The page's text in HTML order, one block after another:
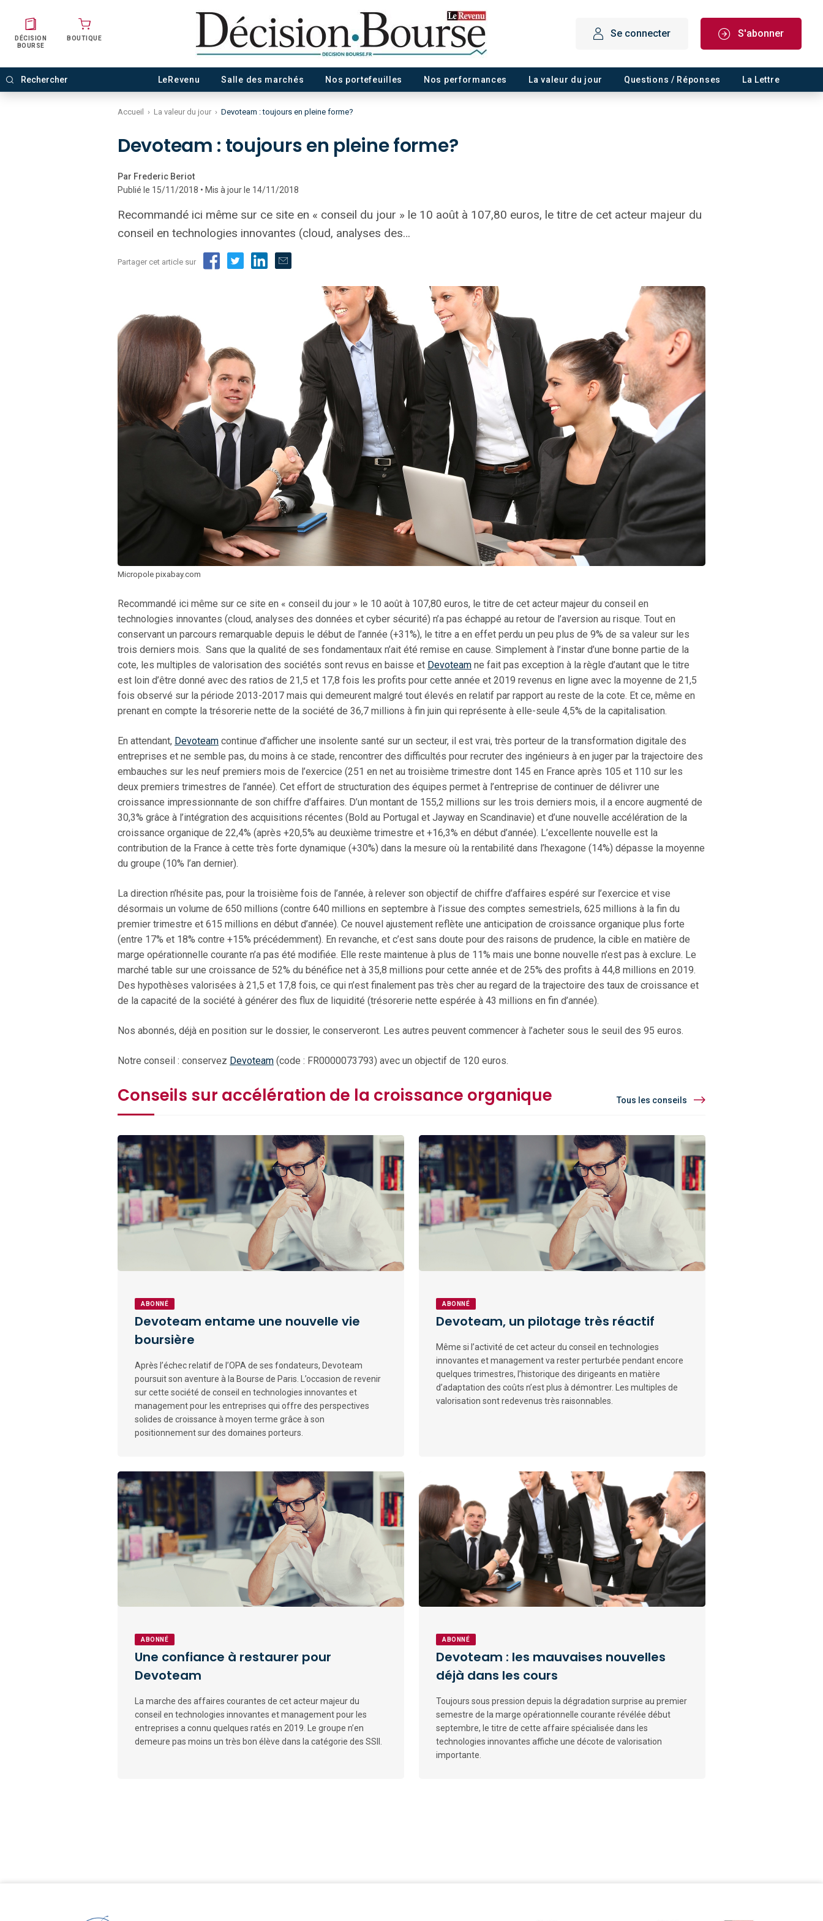
Se connecter S'abonner
DÉCISION
BOURSE
BOUTIQUE
LeRevenu Salle des marchés Nos portefeuilles Nos performances La valeur du jour Questions / Réponses La Lettre
Accueil › La valeur du jour › Devoteam : toujours en pleine forme?
Devoteam : toujours en pleine forme?
Par Frederic Beriot
Publié le 15/11/2018 • Mis à jour le 14/11/2018
Recommandé ici même sur ce site en « conseil du jour » le 10 août à 107,80 euros, le titre de cet acteur majeur du
conseil en technologies innovantes (cloud, analyses des…
Partager cet article sur
Micropole pixabay.com
Recommandé ici même sur ce site en « conseil du jour » le 10 août à 107,80 euros, le titre de cet acteur majeur du conseil en
technologies innovantes (cloud, analyses des données et cyber sécurité) n’a pas échappé au retour de l’aversion au risque. Tout en
conservant un parcours remarquable depuis le début de l’année (+31%), le titre a en effet perdu un peu plus de 9% de sa valeur sur les
trois derniers mois. Sans que la qualité de ses fondamentaux n’ait été remise en cause. Simplement à l’instar d’une bonne partie de la
cote, les multiples de valorisation des sociétés sont revus en baisse et Devoteam ne fait pas exception à la règle d’autant que le titre
est loin d’être donné avec des ratios de 21,5 et 17,8 fois les profits pour cette année et 2019 revenus en ligne avec la moyenne de 21,5
fois observé sur la période 2013-2017 mais qui demeurent malgré tout élevés en relatif par rapport au reste de la cote. Et ce, même en
prenant en compte la trésorerie nette de la société de 36,7 millions à fin juin qui représente à elle-seule 4,5% de la capitalisation.
En attendant, Devoteam continue d’afficher une insolente santé sur un secteur, il est vrai, très porteur de la transformation digitale des
entreprises et ne semble pas, du moins à ce stade, rencontrer des difficultés pour recruter des ingénieurs à en juger par la trajectoire des
embauches sur les neuf premiers mois de l’exercice (251 en net au troisième trimestre dont 145 en France après 105 et 110 sur les
deux premiers trimestres de l’année). Cet effort de structuration des équipes permet à l’entreprise de continuer de délivrer une
croissance impressionnante de son chiffre d’affaires. D’un montant de 155,2 millions sur les trois derniers mois, il a encore augmenté de
30,3% grâce à l’intégration des acquisitions récentes (Bold au Portugal et Jayway en Scandinavie) et d’une nouvelle accélération de la
croissance organique de 22,4% (après +20,5% au deuxième trimestre et +16,3% en début d’année). L’excellente nouvelle est la
contribution de la France à cette très forte dynamique (+30%) dans la mesure où la rentabilité dans l’hexagone (14%) dépasse la moyenne
du groupe (10% l’an dernier).
La direction n’hésite pas, pour la troisième fois de l’année, à relever son objectif de chiffre d’affaires espéré sur l’exercice et vise
désormais un volume de 650 millions (contre 640 millions en septembre à l’issue des comptes semestriels, 625 millions à la fin du
premier trimestre et 615 millions en début d’année). Ce nouvel ajustement reflète une anticipation de croissance organique plus forte
(entre 17% et 18% contre +15% précédemment). En revanche, et c’est sans doute pour des raisons de prudence, la cible en matière de
marge opérationnelle courante n’a pas été modifiée. Elle reste maintenue à plus de 11% mais une bonne nouvelle n’est pas à exclure. Le
marché table sur une croissance de 52% du bénéfice net à 35,8 millions pour cette année et de 25% des profits à 44,8 millions en 2019.
Des hypothèses valorisées à 21,5 et 17,8 fois, ce qui n’est finalement pas très cher au regard de la trajectoire des taux de croissance et
de la capacité de la société à générer des flux de liquidité (trésorerie nette espérée à 43 millions en fin d’année).
Nos abonnés, déjà en position sur le dossier, le conserveront. Les autres peuvent commencer à l’acheter sous le seuil des 95 euros.
Notre conseil : conservez Devoteam (code : FR0000073793) avec un objectif de 120 euros.
Conseils sur accélération de la croissance organique Tous les conseils
ABONNÉ
Devoteam entame une nouvelle vie
boursière
Après l’échec relatif de l’OPA de ses fondateurs, Devoteam
poursuit son aventure à la Bourse de Paris. L’occasion de revenir
sur cette société de conseil en technologies innovantes et
management pour les entreprises qui offre des perspectives
solides de croissance à moyen terme grâce à son
positionnement sur des domaines porteurs.
ABONNÉ
Devoteam, un pilotage très réactif
Même si l’activité de cet acteur du conseil en technologies
innovantes et management va rester perturbée pendant encore
quelques trimestres, l’historique des dirigeants en matière
d’adaptation des coûts n’est plus à démontrer. Les multiples de
valorisation sont redevenus très raisonnables.
ABONNÉ
Une confiance à restaurer pour
Devoteam
La marche des affaires courantes de cet acteur majeur du
conseil en technologies innovantes et management pour les
entreprises a connu quelques ratés en 2019. Le groupe n’en
demeure pas moins un très bon élève dans la catégorie des SSII.
ABONNÉ
Devoteam : les mauvaises nouvelles
déjà dans les cours
Toujours sous pression depuis la dégradation surprise au premier
semestre de la marge opérationnelle courante révélée début
septembre, le titre de cette affaire spécialisée dans les
technologies innovantes affiche une décote de valorisation
importante.